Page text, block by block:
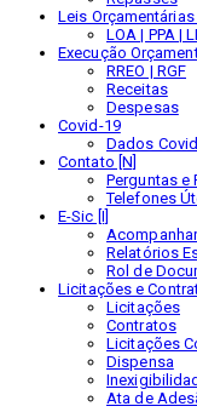
Leis Orçamentárias
LOA | PPA |
Execução
RREO | RGF
Receitas
Despesas
Covid-19
Dados
Contato [N]
Perguntas e
Telefones
E-Sic [I]
Relatórios
Rol de
Licitações e
Licitações
Contratos
Licitações
Dispensa
Ata de